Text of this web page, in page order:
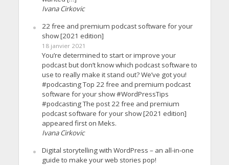
Ivana Cirkovic
22 free and premium podcast software for your
show [2021 edition]
18 janvier 2021
You’re determined to start or improve your
podcast but don’t know which podcast software to
use to really make it stand out? We’ve got you!
#podcasting Top 22 free and premium podcast
software for your show #WordPressTips
#podcasting The post 22 free and premium
podcast software for your show [2021 edition]
appeared first on Meks.
Ivana Cirkovic
Digital storytelling with WordPress – an all-in-one
guide to make your web stories pop!